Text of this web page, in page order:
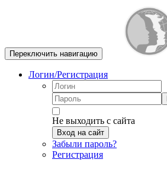
Переключить навигацию
Логин/Регистрация
Не выходить с сайта
Вход на сайт
Забыли пароль?
Регистрация